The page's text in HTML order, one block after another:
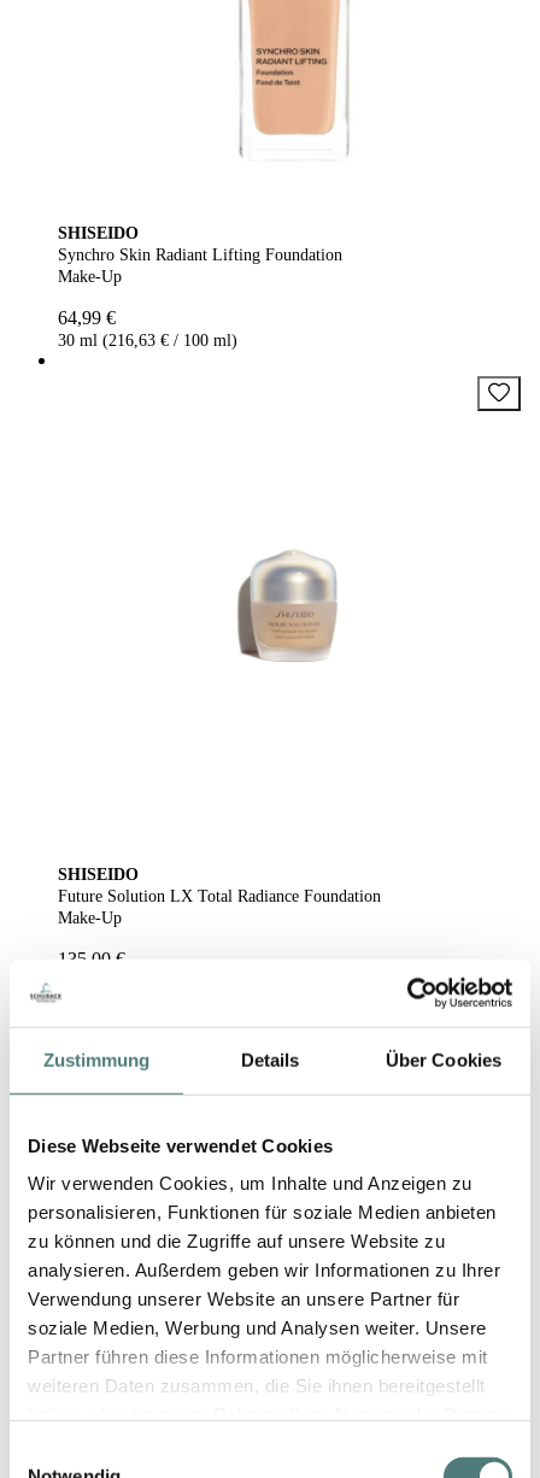
Zustimmung Details Über Cookies
Diese Webseite verwendet Cookies
Wir verwenden Cookies, um Inhalte und Anzeigen zu
personalisieren, Funktionen für soziale Medien anbieten
zu können und die Zugriffe auf unsere Website zu
analysieren. Außerdem geben wir Informationen zu Ihrer
Verwendung unserer Website an unsere Partner für
soziale Medien, Werbung und Analysen weiter. Unsere
Partner führen diese Informationen möglicherweise mit
weiteren Daten zusammen, die Sie ihnen bereitgestellt
SHISEIDO
Synchro Skin Radiant Lifting Foundation
Make-Up
64,99 €
30 ml (216,63 € / 100 ml)
SHISEIDO
Future Solution LX Total Radiance Foundation
Make-Up
135,00 €